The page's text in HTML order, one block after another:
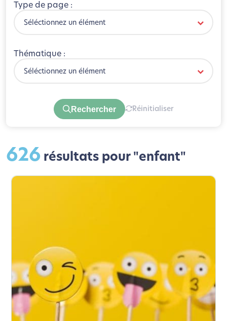
Type de page :
Séléctionnez un élément
Thématique :
Séléctionnez un élément
Rechercher Réinitialiser
626 résultats pour "enfant"